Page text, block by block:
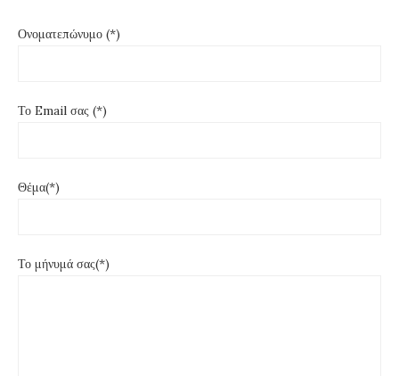
Ονοματεπώνυμο (*)
Το Email σας (*)
Θέμα(*)
Το μήνυμά σας(*)